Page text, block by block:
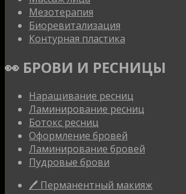
Мезотерапия
Биоревитализация
Контурная пластика
👀 БРОВИ И РЕСНИЦЫ
Наращивание ресниц
Ламинирование ресниц
Ботокс ресниц
Оформление бровей
Ламинирование бровей
Пудровые брови
🖊 Перманентный макияж